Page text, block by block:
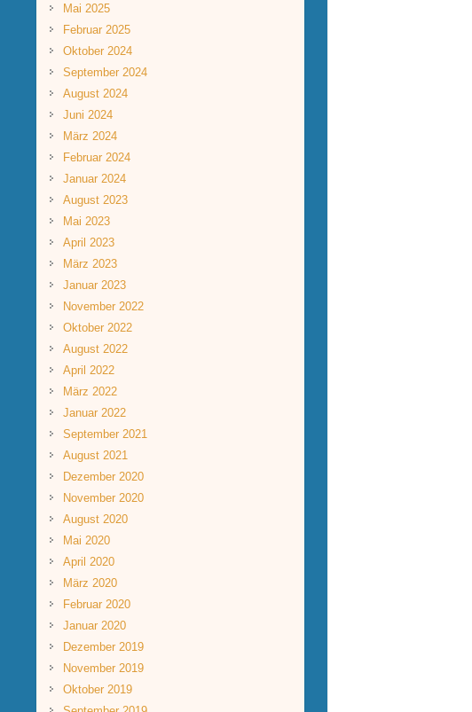
Mai 2025
Februar 2025
Oktober 2024
September 2024
August 2024
Juni 2024
März 2024
Februar 2024
Januar 2024
August 2023
Mai 2023
April 2023
März 2023
Januar 2023
November 2022
Oktober 2022
August 2022
April 2022
März 2022
Januar 2022
September 2021
August 2021
Dezember 2020
November 2020
August 2020
Mai 2020
April 2020
März 2020
Februar 2020
Januar 2020
Dezember 2019
November 2019
Oktober 2019